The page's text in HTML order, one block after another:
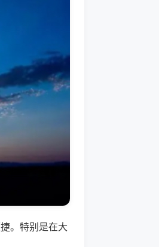
。特别是在大